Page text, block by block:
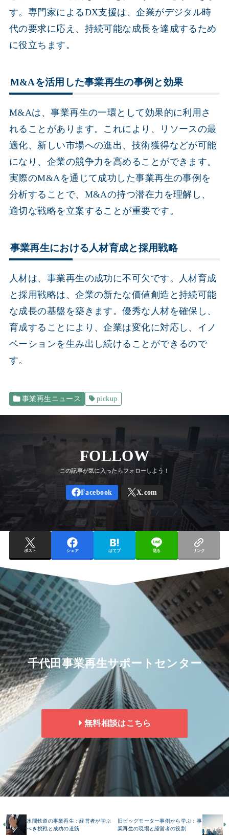
す。専門家によるDX支援は、企業がデジタル時
代の要求に応え、持続可能な成長を達成するため
に役立ちます。
M&Aを活用した事業再生の事例と効果
M&Aは、事業再生の一環として効果的に利用さ
れることがあります。これにより、リソースの最
適化、新しい市場への進出、技術獲得などが可能
になり、企業の競争力を高めることができます。
実際のM&Aを通じて成功した事業再生の事例を
分析することで、M&Aの持つ潜在力を理解し、
適切な戦略を立案することが重要です。
事業再生における人材育成と採用戦略
人材は、事業再生の成功に不可欠です。人材育成
と採用戦略は、企業の新たな価値創造と持続可能
な成長の基盤を築きます。優秀な人材を確保し、
育成することにより、企業は変化に対応し、イノ
ベーションを生み出し続けることができるので
す。
事業再生ニュース pickup
FOLLOW
ポスト シェア はてブ 送る リンク
千代田事業再生サポートセンター
無料相談はこちら
水間鉄道の事業再生：経営者が学ぶ
べき挑戦と成功の道筋
旧ビッグモーター事例から学ぶ：事
業再生の現場と経営者の役割